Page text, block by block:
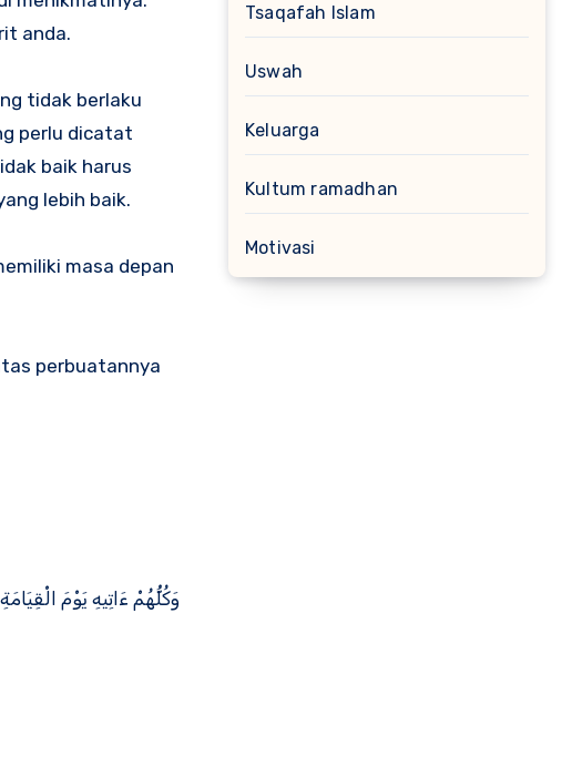
anda.
tidak berlaku
perlu dicatat
baik harus
lebih baik.
masa depan
perbuatannya
وَكُلُّهُمْ ءَاتِيهِ يَوْمَ الْقِيَامَةِ
Tsaqafah Islam
Uswah
Keluarga
Kultum ramadhan
Motivasi